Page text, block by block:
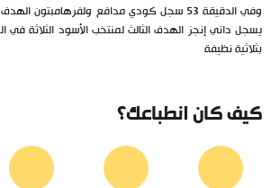
وفي الدقيقة 53 سجل كودي مدافع ولفرهامبتون
بثلاثية نظيفة
كيف كان انطباعك؟